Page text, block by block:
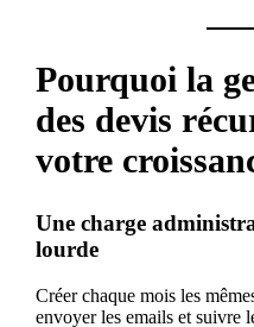
Pourquoi la
des devis
votre
Une charge
lourde
Créer chaque mois les
envoyer les emails et suivre